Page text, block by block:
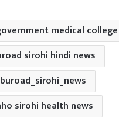
medical college
sirohi hindi news
sirohi health news